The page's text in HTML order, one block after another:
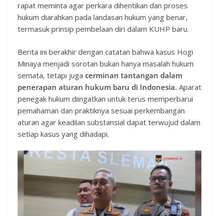
rapat meminta agar perkara dihentikan dan proses
hukum diarahkan pada landasan hukum yang benar,
termasuk prinsip pembelaan diri dalam KUHP baru.
Berita ini berakhir dengan catatan bahwa kasus Hogi
Minaya menjadi sorotan bukan hanya masalah hukum
semata, tetapi juga cerminan tantangan dalam
penerapan aturan hukum baru di Indonesia. Aparat
penegak hukum diingatkan untuk terus memperbarui
pemahaman dan praktiknya sesuai perkembangan
aturan agar keadilan substansial dapat terwujud dalam
setiap kasus yang dihadapi.